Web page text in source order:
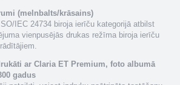
(melnbalts/krāsains)
IEC 24734 biroja ierīču kategorijā atbilst
vienpusējās drukas režīma biroja ierīču
ar Claria ET Premium, foto albumā
gadus